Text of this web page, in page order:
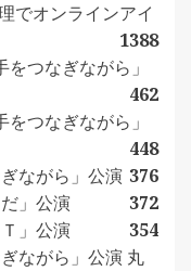
でオンラインアイ
1388
つなぎながら」
462
つなぎながら」
448
ながら」公演 376
」公演
372
」公演
354
ながら」公演 丸